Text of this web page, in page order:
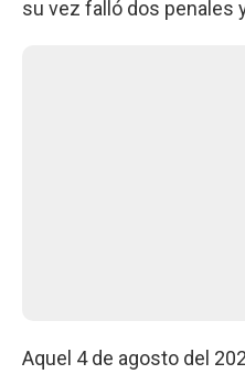
su vez falló dos penales
Aquel 4 de agosto del